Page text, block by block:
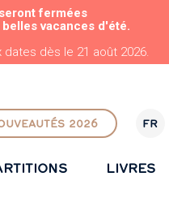
fermées
vacances d'été.
dès le 21 août 2026.
2026 FR
R
LIVRES